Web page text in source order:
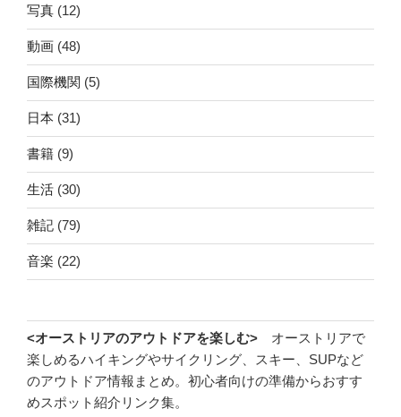
写真 (12)
動画 (48)
国際機関 (5)
日本 (31)
書籍 (9)
生活 (30)
雑記 (79)
音楽 (22)
<オーストリアのアウトドアを楽しむ> オーストリアで
楽しめるハイキングやサイクリング、スキー、SUPなど
のアウトドア情報まとめ。初心者向けの準備からおすす
めスポット紹介リンク集。